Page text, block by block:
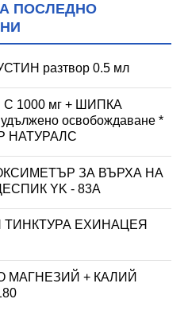
ПОСЛЕДНО
разтвор 0.5 мл
1000 мг + ШИПКА
удължено освобождаване *
НАТУРАЛС
ЗА ВЪРХА НА
YK - 83A
ЕХИНАЦЕЯ
МАГНЕЗИЙ + КАЛИЙ